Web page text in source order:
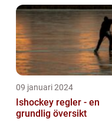
09 januari 2024
Ishockey regler - en
grundlig översikt